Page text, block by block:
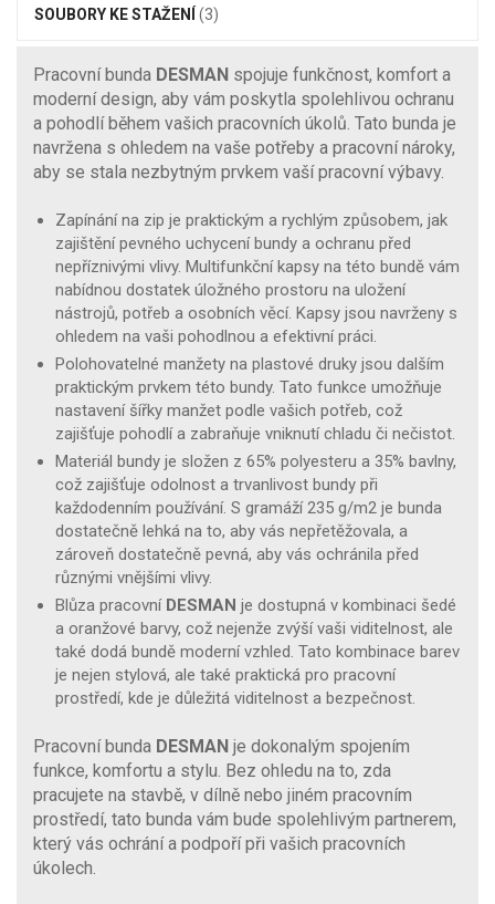
SOUBORY KE STAŽENÍ (3)
Pracovní bunda DESMAN spojuje funkčnost, komfort a
moderní design, aby vám poskytla spolehlivou ochranu
a pohodlí během vašich pracovních úkolů. Tato bunda je
navržena s ohledem na vaše potřeby a pracovní nároky,
aby se stala nezbytným prvkem vaší pracovní výbavy.
Zapínání na zip je praktickým a rychlým způsobem, jak
zajištění pevného uchycení bundy a ochranu před
nepříznivými vlivy. Multifunkční kapsy na této bundě vám
nabídnou dostatek úložného prostoru na uložení
nástrojů, potřeb a osobních věcí. Kapsy jsou navrženy s
ohledem na vaši pohodlnou a efektivní práci.
Polohovatelné manžety na plastové druky jsou dalším
praktickým prvkem této bundy. Tato funkce umožňuje
nastavení šířky manžet podle vašich potřeb, což
zajišťuje pohodlí a zabraňuje vniknutí chladu či nečistot.
Materiál bundy je složen z 65% polyesteru a 35% bavlny,
což zajišťuje odolnost a trvanlivost bundy při
každodenním používání. S gramáží 235 g/m2 je bunda
dostatečně lehká na to, aby vás nepřetěžovala, a
zároveň dostatečně pevná, aby vás ochránila před
různými vnějšími vlivy.
Blůza pracovní DESMAN je dostupná v kombinaci šedé
a oranžové barvy, což nejenže zvýší vaši viditelnost, ale
také dodá bundě moderní vzhled. Tato kombinace barev
je nejen stylová, ale také praktická pro pracovní
prostředí, kde je důležitá viditelnost a bezpečnost.
Pracovní bunda DESMAN je dokonalým spojením
funkce, komfortu a stylu. Bez ohledu na to, zda
pracujete na stavbě, v dílně nebo jiném pracovním
prostředí, tato bunda vám bude spolehlivým partnerem,
který vás ochrání a podpoří při vašich pracovních
úkolech.